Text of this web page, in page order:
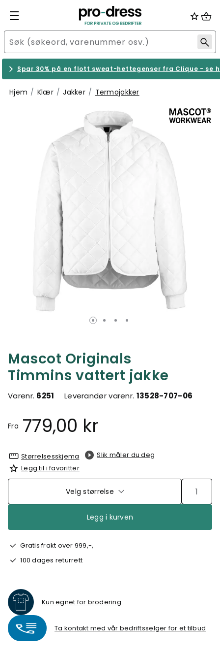
Spar 30% på en flott sweat-hettegenser fra Clique - se
Hjem Klær Jakker Termojakker
Mascot Originals
Timmins vattert jakke
Varenr. 6251 Leverandør varenr. 13528-707-06
Fra 779,00 kr
Størrelsesskjema
Slik måler du deg
Legg til i favoritter
Velg størrelse
Legg i kurven
Gratis frakt over 999,-,
100 dages returrett
Kun egnet for brodering
Ta kontakt med vår bedriftsselger for et tilbud